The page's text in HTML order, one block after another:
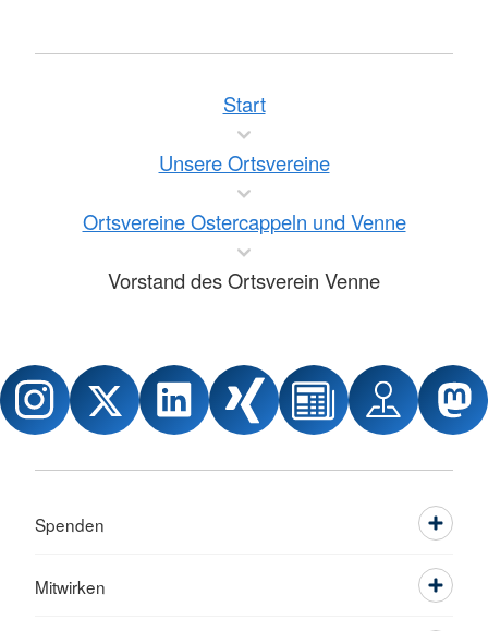
Start
Unsere Ortsvereine
Ortsvereine Ostercappeln und Venne
Vorstand des Ortsverein Venne
Spenden
Mitwirken